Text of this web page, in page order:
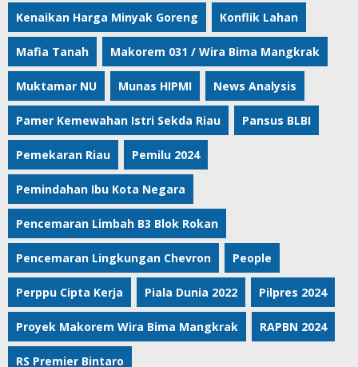
Kenaikan Harga Minyak Goreng Konflik Lahan
Mafia Tanah Makorem 031 / Wira Bima Mangkrak
Muktamar NU Munas HIPMI News Analysis
Pamer Kemewahan Istri Sekda Riau Pansus BLBI
Pemekaran Riau Pemilu 2024
Pemindahan Ibu Kota Negara
Pencemaran Limbah B3 Blok Rokan
Pencemaran Lingkungan Chevron People
Perppu Cipta Kerja Piala Dunia 2022 Pilpres 2024
Proyek Makorem Wira Bima Mangkrak RAPBN 2024
RS Premier Bintaro